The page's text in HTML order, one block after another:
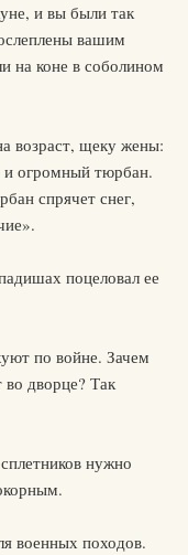
и вы были так
вашим
на коне в соболином
возраст, щеку жены:
огромный тюрбан.
спрячет снег,
поцеловал ее
по войне. Зачем
дворце? Так
нужно
военных походов.